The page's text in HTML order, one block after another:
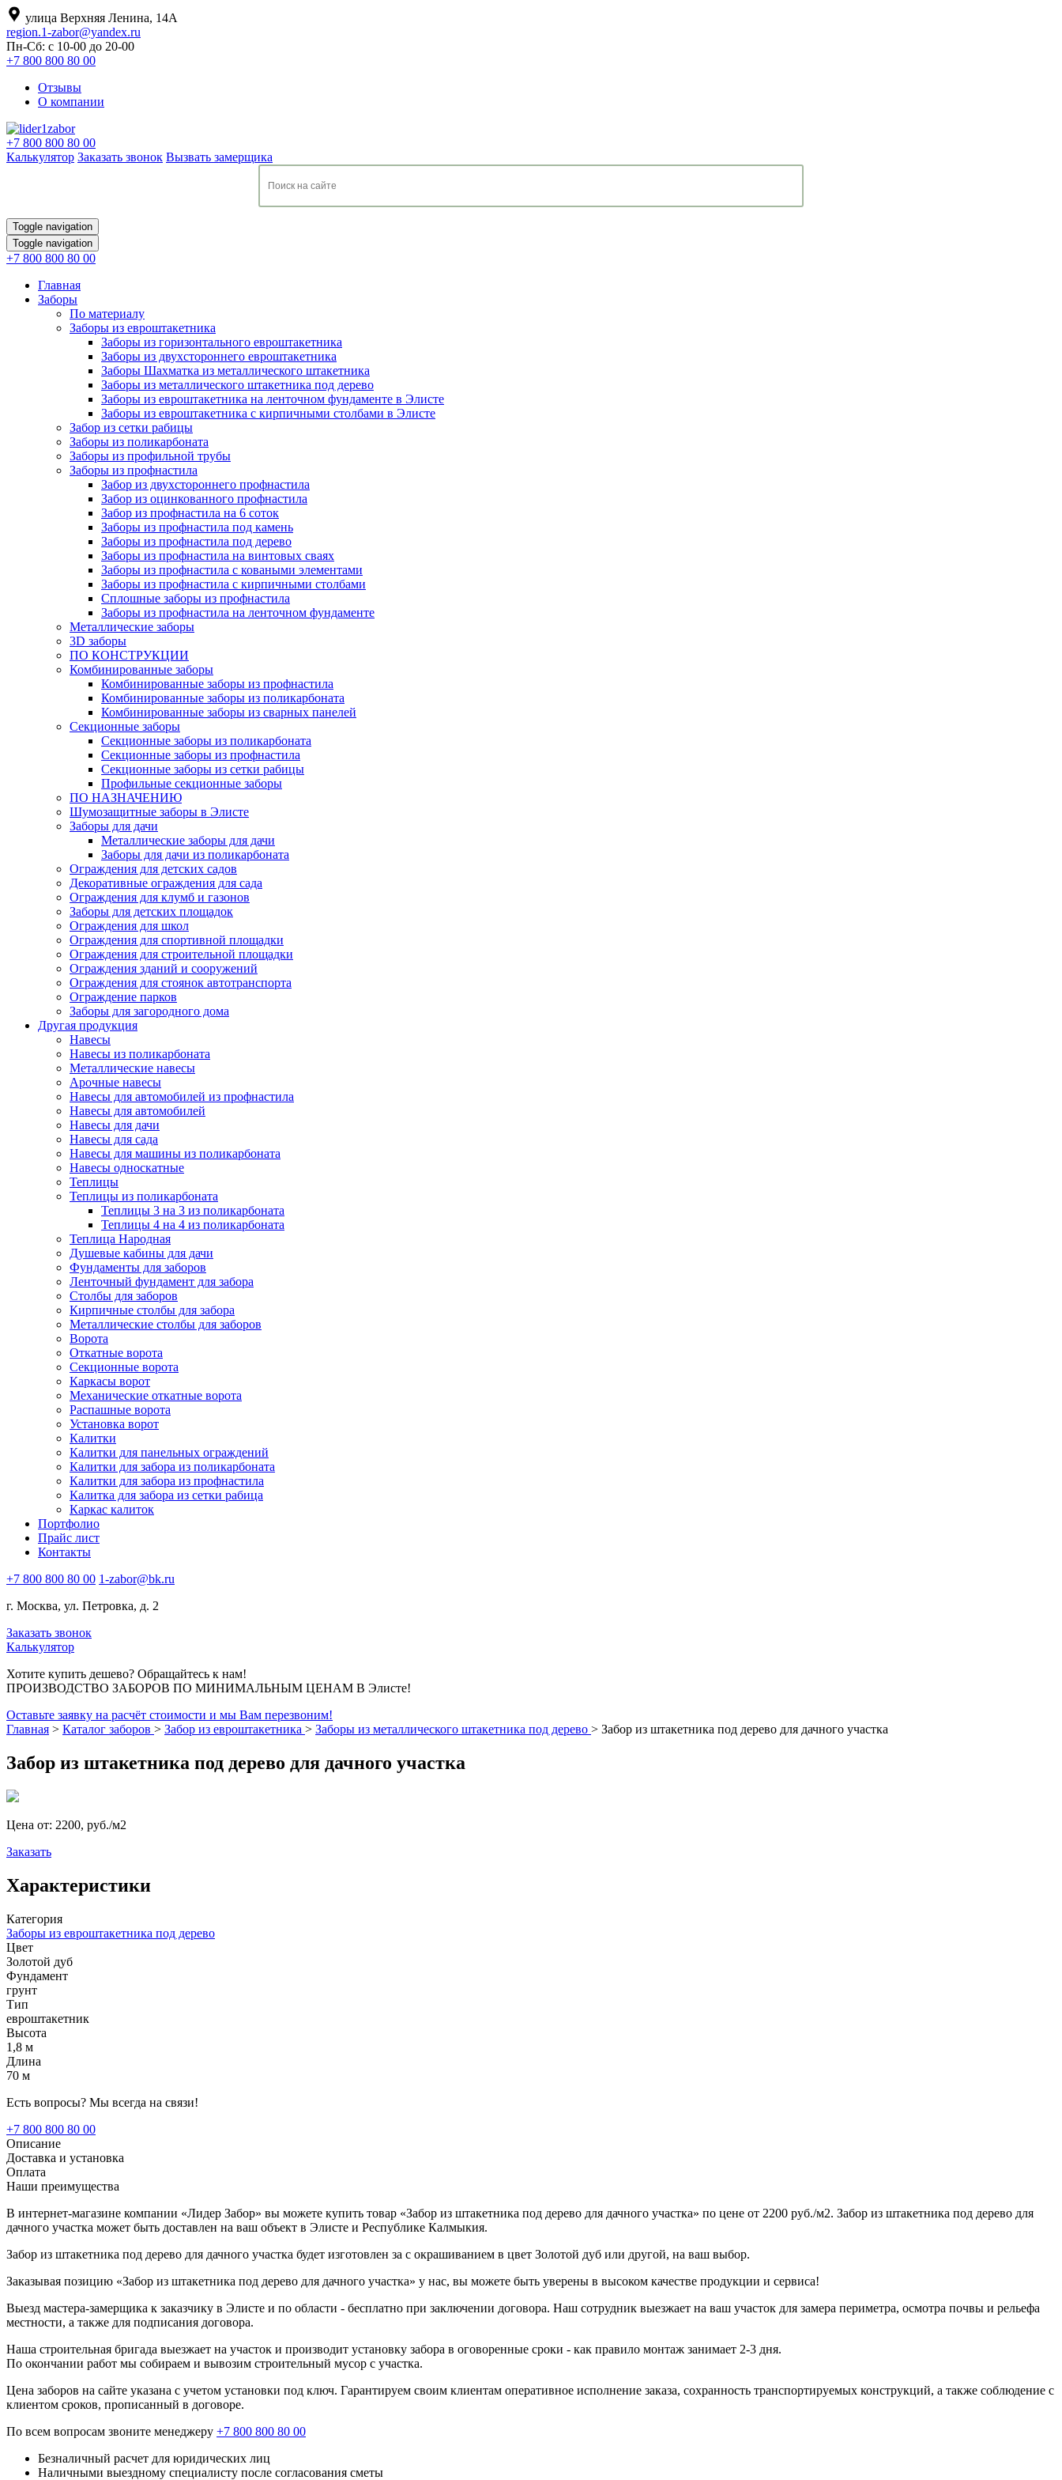
улица Верхняя Ленина, 14А
region.1-zabor@yandex.ru
Пн-Сб: с 10-00 до 20-00
+7 800 800 80 00
Отзывы
О компании
+7 800 800 80 00
Калькулятор Заказать звонок Вызвать замерщика
Toggle navigation
Toggle navigation
+7 800 800 80 00
Главная
Заборы
По материалу
Заборы из евроштакетника
Заборы из горизонтального евроштакетника
Заборы из двухстороннего евроштакетника
Заборы Шахматка из металлического штакетника
Заборы из металлического штакетника под дерево
Заборы из евроштакетника на ленточном фундаменте в Элисте
Заборы из евроштакетника с кирпичными столбами в Элисте
Забор из сетки рабицы
Заборы из поликарбоната
Заборы из профильной трубы
Заборы из профнастила
Забор из двухстороннего профнастила
Забор из оцинкованного профнастила
Забор из профнастила на 6 соток
Заборы из профнастила под камень
Заборы из профнастила под дерево
Заборы из профнастила на винтовых сваях
Заборы из профнастила с коваными элементами
Заборы из профнастила с кирпичными столбами
Сплошные заборы из профнастила
Заборы из профнастила на ленточном фундаменте
Металлические заборы
3D заборы
ПО КОНСТРУКЦИИ
Комбинированные заборы
Комбинированные заборы из профнастила
Комбинированные заборы из поликарбоната
Комбинированные заборы из сварных панелей
Секционные заборы
Секционные заборы из поликарбоната
Секционные заборы из профнастила
Секционные заборы из сетки рабицы
Профильные секционные заборы
ПО НАЗНАЧЕНИЮ
Шумозащитные заборы в Элисте
Заборы для дачи
Металлические заборы для дачи
Заборы для дачи из поликарбоната
Ограждения для детских садов
Декоративные ограждения для сада
Ограждения для клумб и газонов
Заборы для детских площадок
Ограждения для школ
Ограждения для спортивной площадки
Ограждения для строительной площадки
Ограждения зданий и сооружений
Ограждения для стоянок автотранспорта
Ограждение парков
Заборы для загородного дома
Другая продукция
Навесы
Навесы из поликарбоната
Металлические навесы
Арочные навесы
Навесы для автомобилей из профнастила
Навесы для автомобилей
Навесы для дачи
Навесы для сада
Навесы для машины из поликарбоната
Навесы односкатные
Теплицы
Теплицы из поликарбоната
Теплицы 3 на 3 из поликарбоната
Теплицы 4 на 4 из поликарбоната
Теплица Народная
Душевые кабины для дачи
Фундаменты для заборов
Ленточный фундамент для забора
Столбы для заборов
Кирпичные столбы для забора
Металлические столбы для заборов
Ворота
Откатные ворота
Секционные ворота
Каркасы ворот
Механические откатные ворота
Распашные ворота
Установка ворот
Калитки
Калитки для панельных ограждений
Калитки для забора из поликарбоната
Калитки для забора из профнастила
Калитка для забора из сетки рабица
Каркас калиток
Портфолио
Прайс лист
Контакты
+7 800 800 80 00 1-zabor@bk.ru
г. Москва, ул. Петровка, д. 2
Заказать звонок
Калькулятор
Хотите купить дешево? Обращайтесь к нам!
ПРОИЗВОДСТВО ЗАБОРОВ ПО МИНИМАЛЬНЫМ ЦЕНАМ В Элисте!
Оставьте заявку на расчёт стоимости и мы Вам перезвоним!
Главная > Каталог заборов > Забор из евроштакетника > Заборы из металлического штакетника под дерево > Забор из штакетника под дерево для дачного участка
Забор из штакетника под дерево для дачного участка
Цена от: 2200, руб./м2
Заказать
Характеристики
Категория
Заборы из евроштакетника под дерево
Цвет
Золотой дуб
Фундамент
грунт
Тип
евроштакетник
Высота
1,8 м
Длина
70 м
Есть вопросы? Мы всегда на связи!
+7 800 800 80 00
Описание
Доставка и установка
Оплата
Наши преимущества
В интернет-магазине компании «Лидер Забор» вы можете купить товар «Забор из штакетника под дерево для дачного участка» по цене от 2200 руб./м2. Забор из штакетника под дерево для
дачного участка может быть доставлен на ваш объект в Элисте и Республике Калмыкия.
Забор из штакетника под дерево для дачного участка будет изготовлен за с окрашиванием в цвет Золотой дуб или другой, на ваш выбор.
Заказывая позицию «Забор из штакетника под дерево для дачного участка» у нас, вы можете быть уверены в высоком качестве продукции и сервиса!
Выезд мастера-замерщика к заказчику в Элисте и по области - бесплатно при заключении договора. Наш сотрудник выезжает на ваш участок для замера периметра, осмотра почвы и рельефа
местности, а также для подписания договора.
Наша строительная бригада выезжает на участок и производит установку забора в оговоренные сроки - как правило монтаж занимает 2-3 дня.
По окончании работ мы собираем и вывозим строительный мусор с участка.
Цена заборов на сайте указана с учетом установки под ключ. Гарантируем своим клиентам оперативное исполнение заказа, сохранность транспортируемых конструкций, а также соблюдение с
клиентом сроков, прописанный в договоре.
По всем вопросам звоните менеджеру +7 800 800 80 00
Безналичный расчет для юридических лиц
Наличными выездному специалисту после согласования сметы